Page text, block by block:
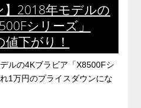
】2018年モデルの
シリーズ」
下がり！
ルの4Kブラビア「X8500Fシ
1万円のプライスダウンにな